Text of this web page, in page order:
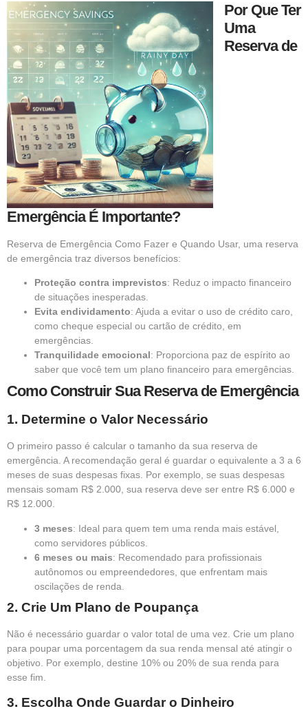
Por Que Ter
Uma
Reserva de
Emergência É Importante?
Reserva de Emergência Como Fazer e Quando Usar, uma reserva
de emergência traz diversos benefícios:
Proteção contra imprevistos: Reduz o impacto financeiro
de situações inesperadas.
Evita endividamento: Ajuda a evitar o uso de crédito caro,
como cheque especial ou cartão de crédito, em
emergências.
Tranquilidade emocional: Proporciona paz de espírito ao
saber que você tem um plano financeiro para emergências.
Como Construir Sua Reserva de Emergência
1. Determine o Valor Necessário
O primeiro passo é calcular o tamanho da sua reserva de
emergência. A recomendação geral é guardar o equivalente a 3 a 6
meses de suas despesas fixas. Por exemplo, se suas despesas
mensais somam R$ 2.000, sua reserva deve ser entre R$ 6.000 e
R$ 12.000.
3 meses: Ideal para quem tem uma renda mais estável,
como servidores públicos.
6 meses ou mais: Recomendado para profissionais
autônomos ou empreendedores, que enfrentam mais
oscilações de renda.
2. Crie Um Plano de Poupança
Não é necessário guardar o valor total de uma vez. Crie um plano
para poupar uma porcentagem da sua renda mensal até atingir o
objetivo. Por exemplo, destine 10% ou 20% de sua renda para
esse fim.
3. Escolha Onde Guardar o Dinheiro